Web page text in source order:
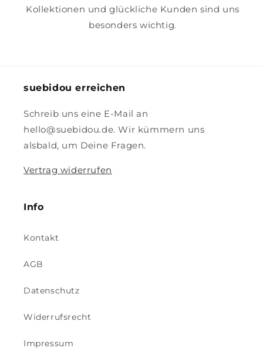
Kollektionen und glückliche Kunden sind uns
besonders wichtig.
suebidou erreichen
Schreib uns eine E-Mail an
hello@suebidou.de. Wir kümmern uns
alsbald, um Deine Fragen.
Vertrag widerrufen
Info
Kontakt
AGB
Datenschutz
Widerrufsrecht
Impressum